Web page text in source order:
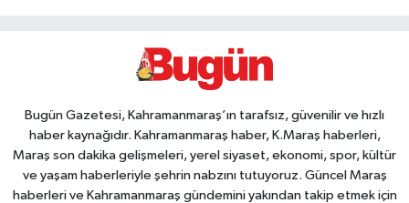
Bugün Gazetesi, Kahramanmaraş’ın tarafsız, güvenilir ve hızlı
haber kaynağıdır. Kahramanmaraş haber, K.Maraş haberleri,
Maraş son dakika gelişmeleri, yerel siyaset, ekonomi, spor, kültür
ve yaşam haberleriyle şehrin nabzını tutuyoruz. Güncel Maraş
haberleri ve Kahramanmaraş gündemini yakından takip etmek için